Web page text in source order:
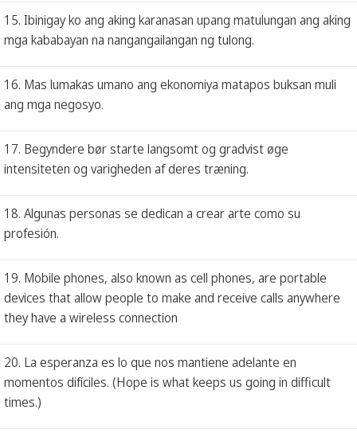
15. Ibinigay ko ang aking karanasan upang matulungan ang aking
mga kababayan na nangangailangan ng tulong.
16. Mas lumakas umano ang ekonomiya matapos buksan muli
ang mga negosyo.
17. Begyndere bør starte langsomt og gradvist øge
intensiteten og varigheden af ​​deres træning.
18. Algunas personas se dedican a crear arte como su
profesión.
19. Mobile phones, also known as cell phones, are portable
devices that allow people to make and receive calls anywhere
they have a wireless connection
20. La esperanza es lo que nos mantiene adelante en
momentos difíciles. (Hope is what keeps us going in difficult
times.)